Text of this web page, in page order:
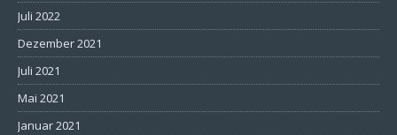
Juli 2022
Dezember 2021
Juli 2021
Mai 2021
Januar 2021